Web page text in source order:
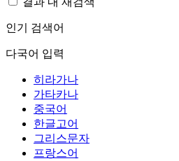
인기 검색어
다국어 입력
히라가나
가타카나
중국어
한글고어
그리스문자
프랑스어